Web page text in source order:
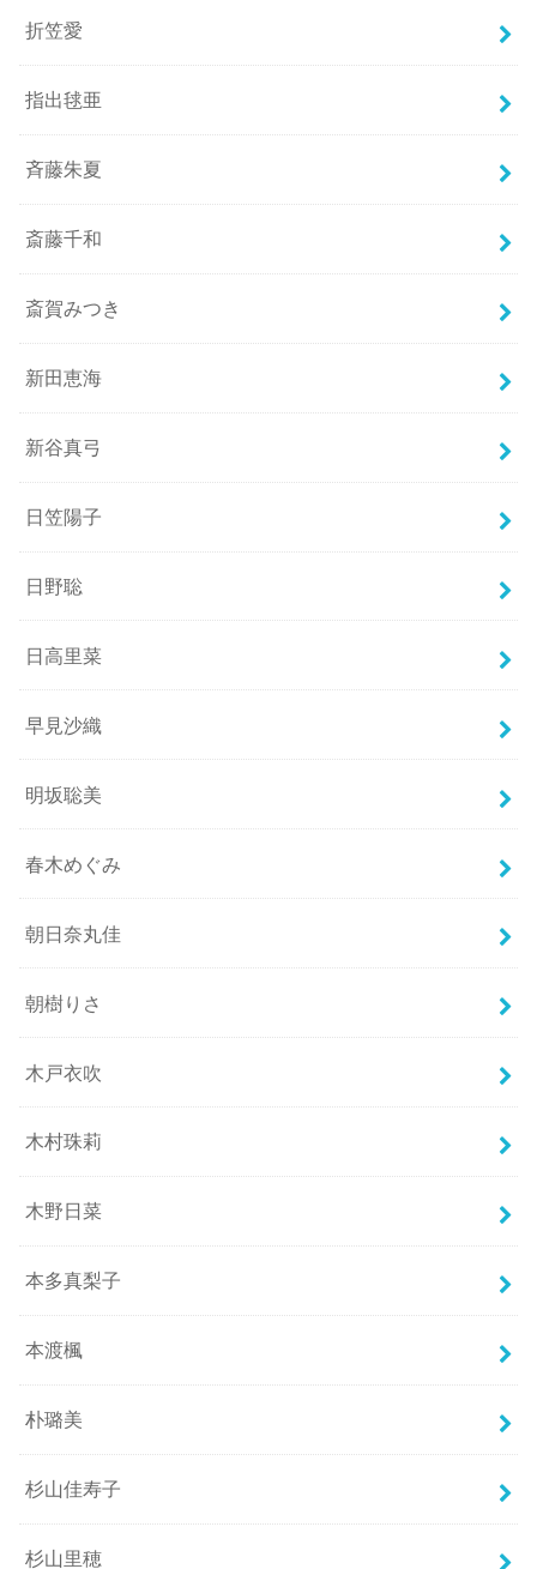
折笠愛
指出毬亜
斉藤朱夏
斎藤千和
斎賀みつき
新田恵海
新谷真弓
日笠陽子
日野聡
日高里菜
早見沙織
明坂聡美
春木めぐみ
朝日奈丸佳
朝樹りさ
木戸衣吹
木村珠莉
木野日菜
本多真梨子
本渡楓
朴璐美
杉山佳寿子
杉山里穂